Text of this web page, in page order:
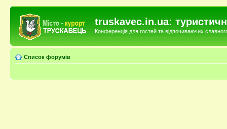
truskavec.in.ua:
Конференція для гостей та відпочиваючих
Список форумів